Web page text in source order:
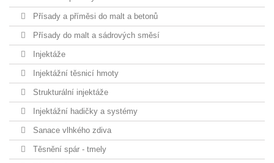
Přísady a příměsi do malt a betonů
Přísady do malt a sádrových směsí
Injektáže
Injektážní těsnicí hmoty
Strukturální injektáže
Injektážní hadičky a systémy
Sanace vlhkého zdiva
Těsnění spár - tmely